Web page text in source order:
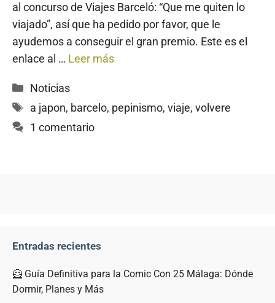
al concurso de Viajes Barceló: “Que me quiten lo
viajado”, así que ha pedido por favor, que le
ayudemos a conseguir el gran premio. Este es el
enlace al … Leer más
Categorías
Noticias
Etiquetas
a japon, barcelo, pepinismo, viaje, volvere
1 comentario
Entradas recientes
🦸 Guía Definitiva para la Comic Con 25 Málaga: Dónde
Dormir, Planes y Más